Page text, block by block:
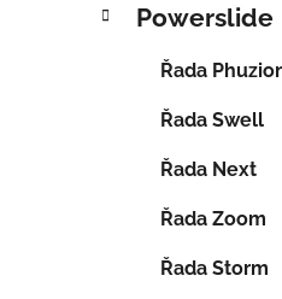
Powerslide
Řada
Řada Swell
Řada Next
Řada Zoom
Řada Storm